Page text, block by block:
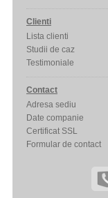
Clienti
Lista clienti
Studii de caz
Testimoniale
Contact
Adresa sediu
Date companie
Certificat SSL
Formular de contact